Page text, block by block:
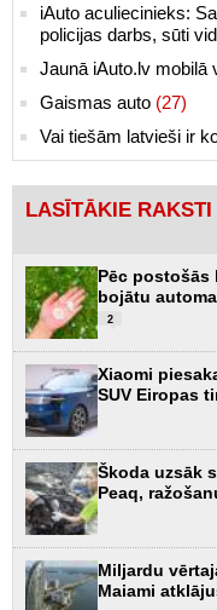
iAuto aculiecinieks:
policijas darbs, sūti
Jaunā iAuto.lv mobilā
Gaismas auto (27)
Vai tiešām latvieši ir
LASĪTĀKIE RAKSTI
Pēc postošās
bojātu
2
Xiaomi
SUV Eiropas
Škoda uzsāk
Peaq,
Miljardu
Maiami